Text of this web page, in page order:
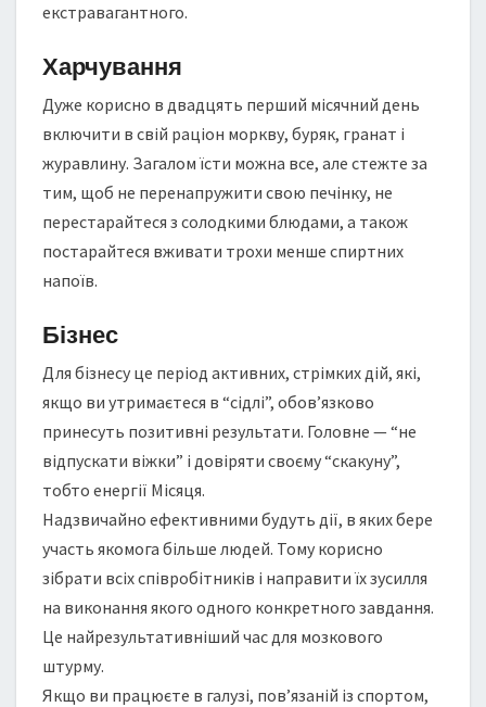
екстравагантного.
Харчування
Дуже корисно в двадцять перший місячний день
включити в свій раціон моркву, буряк, гранат і
журавлину. Загалом їсти можна все, але стежте за
тим, щоб не перенапружити свою печінку, не
перестарайтеся з солодкими блюдами, а також
постарайтеся вживати трохи менше спиртних
напоїв.
Бізнес
Для бізнесу це період активних, стрімких дій, які,
якщо ви утримаєтеся в “сідлі”, обов’язково
принесуть позитивні результати. Головне — “не
відпускати віжки” і довіряти своєму “скакуну”,
тобто енергії Місяця.
Надзвичайно ефективними будуть дії, в яких бере
участь якомога більше людей. Тому корисно
зібрати всіх співробітників і направити їх зусилля
на виконання якого одного конкретного завдання.
Це найрезультативніший час для мозкового
штурму.
Якщо ви працюєте в галузі, пов’язаній із спортом,